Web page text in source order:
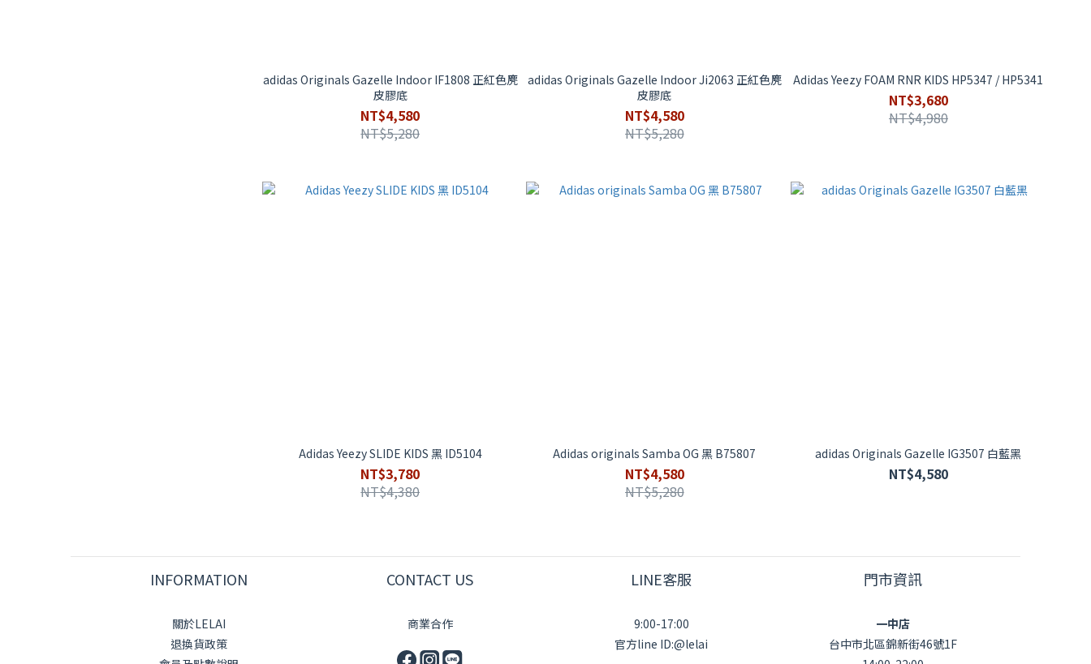
adidas Originals Gazelle Indoor IF1808 正紅色麂
皮膠底
NT$4,580
NT$5,280
adidas Originals Gazelle Indoor Ji2063 正紅色麂
皮膠底
NT$4,580
NT$5,280
Adidas Yeezy FOAM RNR KIDS HP5347 / HP5341
NT$3,680
NT$4,980
Adidas Yeezy SLIDE KIDS 黑 ID5104
NT$3,780
NT$4,380
Adidаs originals Samba OG 黑 B75807
NT$4,580
NT$5,280
adidas Originals Gazelle IG3507 白藍黑
NT$4,580
INFORMATION
關於LELAI
退換貨政策
CONTACT US
商業合作
LINE客服
9:00-17:00
官方line ID:@lelai
門市資訊
一中店
台中市北區錦新街46號1F